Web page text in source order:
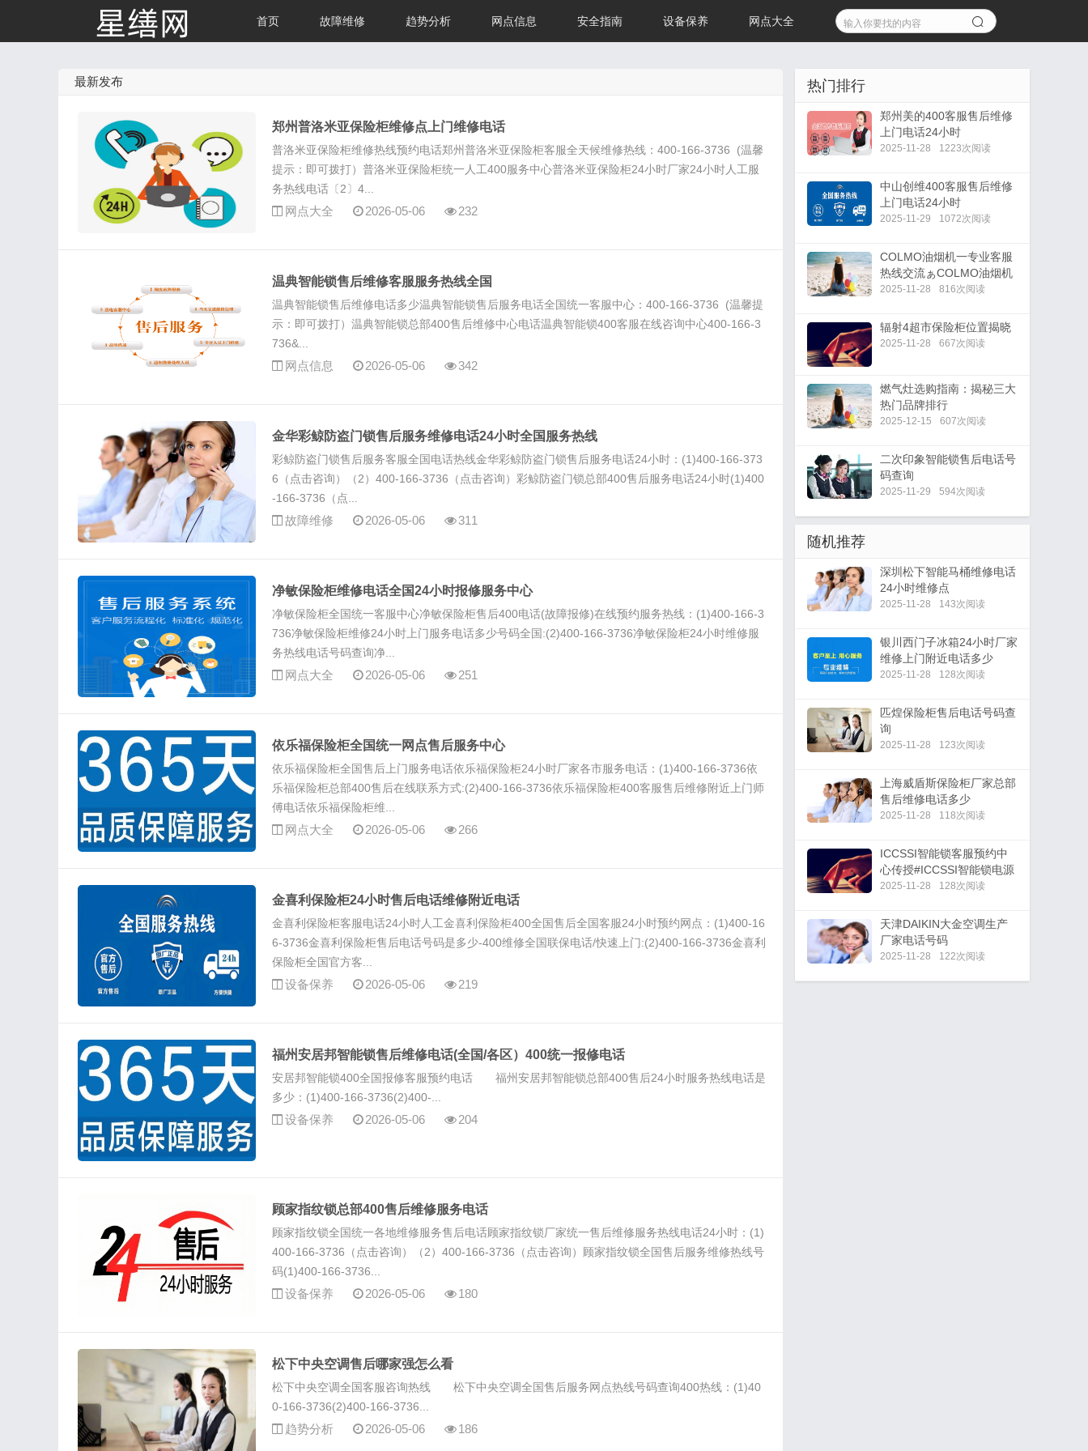
星缮网
首页 故障维修 趋势分析 网点信息 安全指南 设备保养 网点大全
最新发布
郑州普洛米亚保险柜维修点上门维修电话
普洛米亚保险柜维修热线预约电话郑州普洛米亚保险柜客服全天候维修热线：400-166-3736 (温馨
提示：即可拨打）普洛米亚保险柜统一人工400服务中心普洛米亚保险柜24小时厂家24小时人工服
务热线电话〔2〕4...
网点大全 2026-05-06 232
温典智能锁售后维修客服服务热线全国
温典智能锁售后维修电话多少温典智能锁售后服务电话全国统一客服中心：400-166-3736 (温馨提
示：即可拨打）温典智能锁总部400售后维修中心电话温典智能锁400客服在线咨询中心400-166-3
736&...
网点信息 2026-05-06 342
金华彩鲸防盗门锁售后服务维修电话24小时全国服务热线
彩鲸防盗门锁售后服务客服全国电话热线金华彩鲸防盗门锁售后服务电话24小时：(1)400-166-373
6（点击咨询）（2）400-166-3736（点击咨询）彩鲸防盗门锁总部400售后服务电话24小时(1)400
-166-3736（点...
故障维修 2026-05-06 311
净敏保险柜维修电话全国24小时报修服务中心
净敏保险柜全国统一客服中心净敏保险柜售后400电话(故障报修)在线预约服务热线：(1)400-166-3
736净敏保险柜维修24小时上门服务电话多少号码全国:(2)400-166-3736净敏保险柜24小时维修服
务热线电话号码查询净...
网点大全 2026-05-06 251
依乐福保险柜全国统一网点售后服务中心
依乐福保险柜全国售后上门服务电话依乐福保险柜24小时厂家各市服务电话：(1)400-166-3736依
乐福保险柜总部400售后在线联系方式:(2)400-166-3736依乐福保险柜400客服售后维修附近上门师
傅电话依乐福保险柜维...
网点大全 2026-05-06 266
金喜利保险柜24小时售后电话维修附近电话
金喜利保险柜客服电话24小时人工金喜利保险柜400全国售后全国客服24小时预约网点：(1)400-16
6-3736金喜利保险柜售后电话号码是多少-400维修全国联保电话/快速上门:(2)400-166-3736金喜利
保险柜全国官方客...
设备保养 2026-05-06 219
福州安居邦智能锁售后维修电话(全国/各区）400统一报修电话
安居邦智能锁400全国报修客服预约电话 福州安居邦智能锁总部400售后24小时服务热线电话是
多少：(1)400-166-3736(2)400-...
设备保养 2026-05-06 204
顾家指纹锁总部400售后维修服务电话
顾家指纹锁全国统一各地维修服务售后电话顾家指纹锁厂家统一售后维修服务热线电话24小时：(1)
400-166-3736（点击咨询）（2）400-166-3736（点击咨询）顾家指纹锁全国售后服务维修热线号
码(1)400-166-3736...
设备保养 2026-05-06 180
松下中央空调售后哪家强怎么看
松下中央空调全国客服咨询热线 松下中央空调全国售后服务网点热线号码查询400热线：(1)40
0-166-3736(2)400-166-3736...
趋势分析 2026-05-06 186
热门排行
郑州美的400客服售后维修
上门电话24小时
2025-11-28 1223次阅读
中山创维400客服售后维修
上门电话24小时
2025-11-29 1072次阅读
COLMO油烟机一专业客服
热线交流ぁCOLMO油烟机
物业可以修吗
2025-11-28 816次阅读
辐射4超市保险柜位置揭晓
2025-11-28 667次阅读
燃气灶选购指南：揭秘三大
热门品牌排行
2025-12-15 607次阅读
二次印象智能锁售后电话号
码查询
2025-11-29 594次阅读
随机推荐
深圳‌松下智能马桶维修电话
24小时维修点
2025-11-28 143次阅读
银川西门子冰箱24小时厂家
维修上门附近电话多少
2025-11-28 128次阅读
匹煌保险柜售后电话号码查
询
2025-11-28 123次阅读
上海威盾斯保险柜厂家总部
售后维修电话多少
2025-11-28 118次阅读
ICCSSI智能锁客服预约中
心传授#ICCSSI智能锁电源
怎么安装
2025-11-28 128次阅读
天津DAIKIN大金空调生产
厂家电话号码
2025-11-28 122次阅读